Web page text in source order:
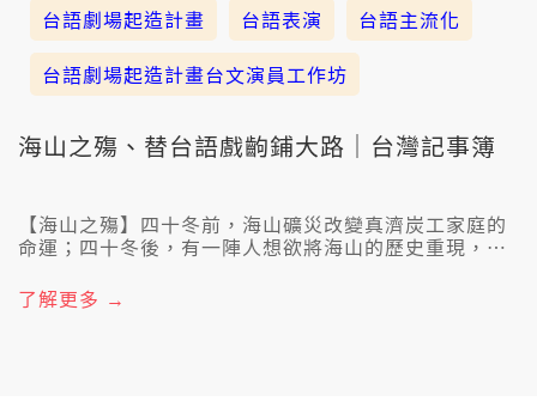
台語劇場起造計畫
台語表演
台語主流化
台語劇場起造計畫台文演員工作坊
海山之殤、替台語戲齣鋪大路｜台灣記事簿
【海山之殤】四十冬前，海山礦災改變真濟炭工家庭的
命運；四十冬後，有一陣人想欲將海山的歷史重現，予
濟人予影響。1970到85年之間炭工的死亡人數有1200
个人遐濟，平均每8工就會發生一个事故，逐年過身的人
了解更多 →